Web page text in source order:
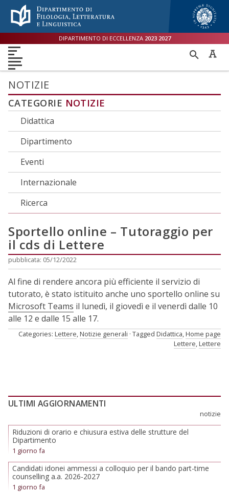
Menù accessibilità
to main menu
to content
DIPARTIMENTO DI ECCELLENZA 2023 2027
NOTIZIE
CATEGORIE NOTIZIE
Didattica
Dipartimento
Eventi
Internazionale
Ricerca
Sportello online – Tutoraggio per
il cds di Lettere
pubblicata: 05/12/2022
Al fine di rendere ancora più efficiente il servizio di
tutorato, è stato istituito anche uno sportello online su
Microsoft Teams il lunedì, il giovedì e il venerdì dalle 10
alle 12 e dalle 15 alle 17.
Categories: Lettere,Notizie generali Tagged Didattica,Home page
Lettere,Lettere
ULTIMI AGGIORNAMENTI
notizie
Riduzioni di orario e chiusura estiva delle strutture del
Dipartimento
1 giorno fa
Candidati idonei ammessi a colloquio per il bando part-time
counselling a.a. 2026-2027
1 giorno fa